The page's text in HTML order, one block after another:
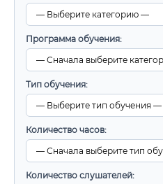
Программа обучения:
Тип обучения:
Количество часов:
Количество слушателей: